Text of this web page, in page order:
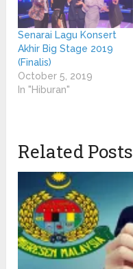
Senarai Lagu Konsert
Akhir Big Stage 2019
(Finalis)
October 5, 2019
In "Hiburan"
Related Posts